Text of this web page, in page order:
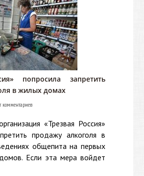
попросила запретить
в жилых домах
комментариев
«Трезвая Россия»
продажу алкоголя в
общепита на первых
Если эта мера войдет